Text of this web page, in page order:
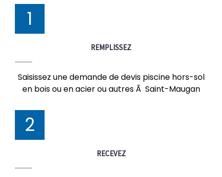
1
REMPLISSEZ
Saisissez une demande de devis piscine hors-sol
en bois ou en acier ou autres Ã Saint-Maugan
2
RECEVEZ